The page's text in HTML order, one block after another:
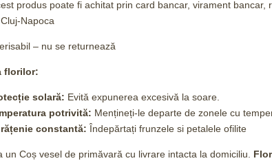
produs poate fi achitat prin card bancar, virament
Napoca
– nu se returnează
florilor:
solară: Evită expunerea excesivă la soare.
potrivită: Mențineți-le departe de zonele cu
constantă: Îndepărtați frunzele si petalele ofilite
un Coș vesel de primăvară cu livrare intacta la domiciliu.